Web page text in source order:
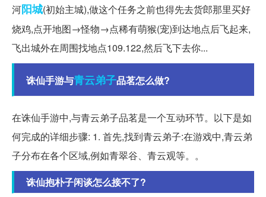
河阳城(初始主城),做这个任务之前也得先去货郎那里买好
烧鸡,点开地图→怪物→点稀有萌猴(宠)到达地点后飞起来,
飞出城外在周围找地点109.122,然后飞下去你...
诛仙手游与青云弟子品茗怎么做?
在诛仙手游中,与青云弟子品茗是一个互动环节。以下是如
何完成的详细步骤: 1. 首先,找到青云弟子:在游戏中,青云弟
子分布在各个区域,例如青翠谷、青云观等。。
诛仙抱朴子闲谈怎么接不了?